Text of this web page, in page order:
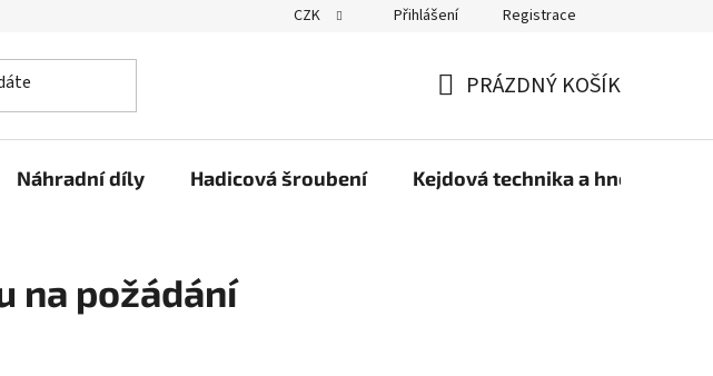
CZK Přihlášení Registrace
KOŠÍK
PRÁZDNÝ KOŠÍK
Náhradní díly Hadicová šroubení Kejdová technika a hnojiva
na požádání